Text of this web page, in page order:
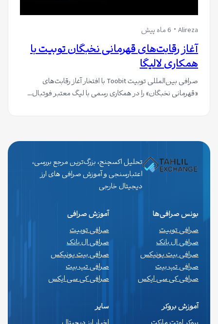
Alireza 6 ماه پیش
آغاز رقابت‌های قهرمانی نخبگان توبیت با
همکاری لالیگا
صرافی بین‌المللی توبیت Toobit با افتخار آغاز رقابت‌های
«قهرمانی نخبگان» را در همکاری رسمی با لیگ معتبر فوتبال…
تحلیل اکسچنج، بزرگ‌ترین مرجع بررسی،
اعتبارسنجی و آموزش صرافی های ارز
دیجیتال خارجی
بونس صرافی‌ها
صرافی توبیت
صرافی ال بانک
صرافی بیت یونیکس
صرافی تپ بیت
صرافی کی سی ایکس
آموزش صرافی
صرافی توبیت
صرافی ال بانک
صرافی بیت یونیکس
صرافی تپ بیت
صرافی کی سی ایکس
آموزش بروکر
سایر